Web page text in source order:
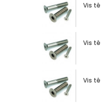
Vis
Vis
Vis